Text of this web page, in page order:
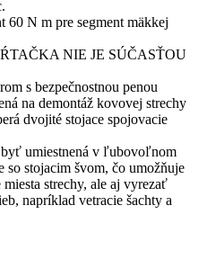
N m pre segment mäkkej
NIE JE SÚČASŤOU
s bezpečnostnou penou
na demontáž kovovej strechy
dvojité stojace spojovacie
byť umiestnená v ľubovoľnom
so stojacim švom, čo umožňuje
strechy, ale aj vyrezať
napríklad vetracie šachty a